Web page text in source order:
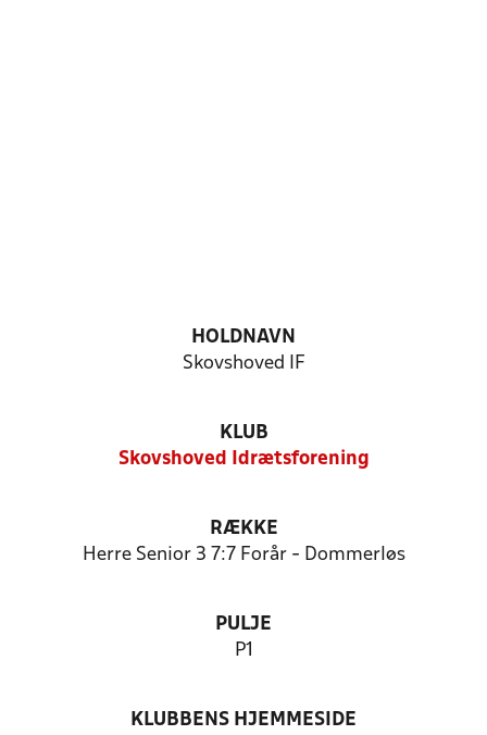
HOLDNAVN
Skovshoved IF
KLUB
Skovshoved Idrætsforening
RÆKKE
Herre Senior 3 7:7 Forår - Dommerløs
PULJE
P1
KLUBBENS HJEMMESIDE